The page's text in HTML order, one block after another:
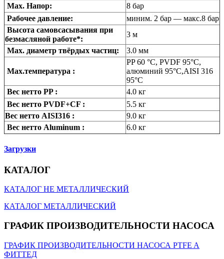
Max. Напор:
8 бар
Рабочее давление:
миним. 2 бар — макс.8 бар
Высота самовсасывания при
безмасляной работе*:
3 м
Max. диаметр твёрдых частиц:
3.0 мм
Max.температура :
PP 60 °C, PVDF 95°C,
алюминий 95°C,AISI 316
95°C
Вес нетто PP :
4.0 кг
Вес нетто PVDF+CF :
5.5 кг
Вес нетто AISI316 :
9.0 кг
Вес нетто Aluminum :
6.0 кг
Загрузки
КАТАЛОГ
КАТАЛОГ НЕ МЕТАЛЛИЧЕСКИЙ
КАТАЛОГ МЕТАЛЛИЧЕСКИЙ
ГРАФИК ПРОИЗВОДИТЕЛЬНОСТИ НАСОСА
ГРАФИК ПРОИЗВОДИТЕЛЬНОСТИ НАСОСА PTFE A
ФИТТЕД